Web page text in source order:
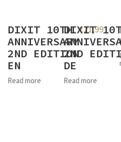
DIXIT 10TH
ANNIVERSARY
2ND EDITION
EN
Read more
€21,99
DIXIT
2ND
DE
Read more